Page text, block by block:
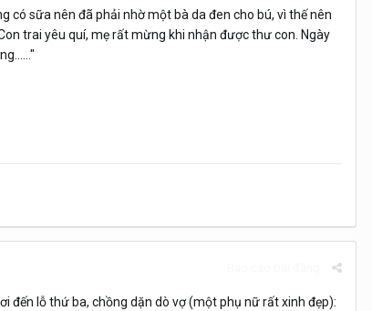
có sữa nên đã phải nhờ một bà da đen cho bú, vì thế nên
trai yêu quí, mẹ rất mừng khi nhận được thư con. Ngày
đến lỗ thứ ba, chồng dặn dò vợ (một phụ nữ rất xinh đẹp):